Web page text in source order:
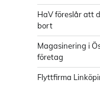
HaV föreslår att
bort
Magasinering i
företag
Flyttfirma